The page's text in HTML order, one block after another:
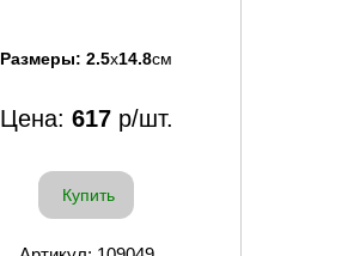
Размеры: 2.5x14.8см
Цена: 617р/шт.
Купить